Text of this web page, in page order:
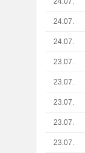
24.07.
24.07.
23.07.
23.07.
23.07.
23.07.
23.07.